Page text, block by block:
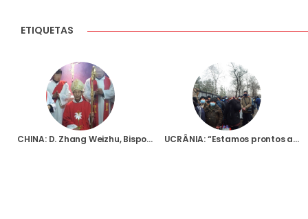
ETIQUETAS
CHINA: D. Zhang Weizhu, Bispo de Xinxiang, está detido e incomunicável desde há nove meses UCRÂNIA: “Estamos prontos a acolher pessoas nas igrejas e a dar-lhes comida e água”, diz Arcebispo de Lviv à Fundação AIS